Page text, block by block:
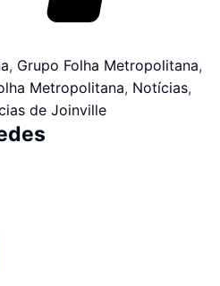
, Grupo Folha Metropolitana,
Metropolitana, Notícias,
de Joinville